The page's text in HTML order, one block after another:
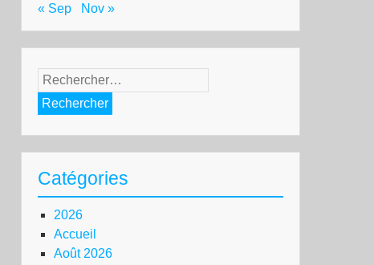
« Sep Nov »
Rechercher :
Catégories
2026
Accueil
Août 2026